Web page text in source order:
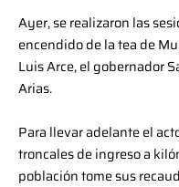
Ayer, se realizaron las
encendido de la tea de
Luis Arce, el gobernador
Arias.
Para llevar adelante el
troncales de ingreso a
población tome sus